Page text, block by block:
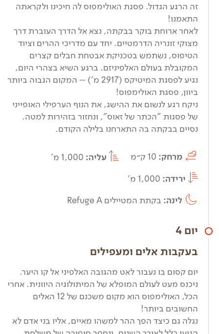
זה הרגע הגדול. פסגת האולימפוס לה חיכינו ולקראתה
התאמנו!
לאחר ארוחת בוקר בבקתה, נצא אל הדרך העוברת דרך
מצוקי זונריה הדרמטיים. יחד עם מדריכי ההרים וציוד
הטיפוס, נשתמש בטכניקת אבטחת חבלים קצרים
המקובלת בעולם האלפיניזם. ברגע השיא בצהרי היום,
נגיע לפסגת המיטיקס (2917 מ’) – המקום הגבוה ביותר
ביוון, פסגת האולימפוס!
ניקח רגע לנשום את ההישג, את הנוף הערפילי האופייני
של פסגות "הכתר של זאוס", ונחזור בזהירות למטה.
נסיים בבקתה בה התארחנו בלילה הקודם.
מרחק: 10 ק״מ עליה: 1,000 מ'
ירידה: 1,000 מ'
לינה: בקתת המטיילים Refuge A
יום 4
בעקבות אלים ומעפילים
יום קסום בו נעבור לאט מהגובה האלפיני אל קו היער.
ניכנס מעט לעולם המופלא של המיתולוגיה היוונית. אחרי
הכל, האולימפוס הוא מקום משכנם של 12 האלים
החשובים ביותר!
נגלה גם כיצד הפך ההר למשהו מאיים, אליו בני אדם לא